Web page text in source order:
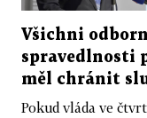
Všichni
spravedlnosti
měl chránit
Pokud vláda ve